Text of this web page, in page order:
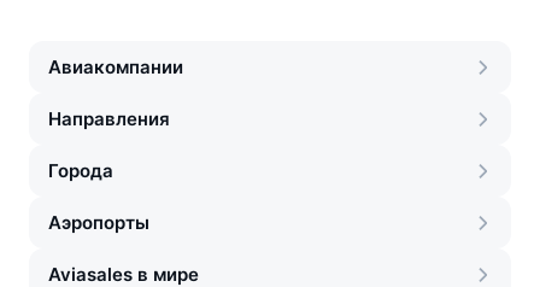
Авиакомпании
Направления
Города
Аэропорты
Aviasales в мире